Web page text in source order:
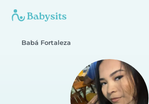
Babá Fortaleza